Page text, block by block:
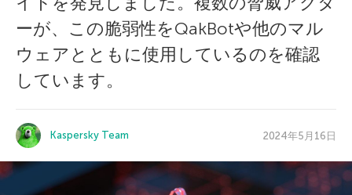
ーが、この脆弱性をQakBotや他のマル
ウェアとともに使用しているのを確認
しています。
Kaspersky Team 2024年5月16日